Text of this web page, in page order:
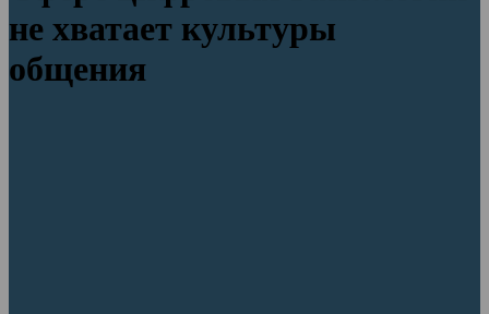
не хватает культуры
общения